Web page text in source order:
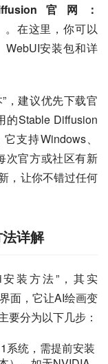
官网：
。在这里，你可以
WebUI安装包和详
，建议优先下载官
的Stable Diffusion
支持Windows、
次官方或社区有新
，让你不错过任何
详解
安装方法”，其实
面，它让AI绘画变
要分为以下几步：
系统，需提前安装